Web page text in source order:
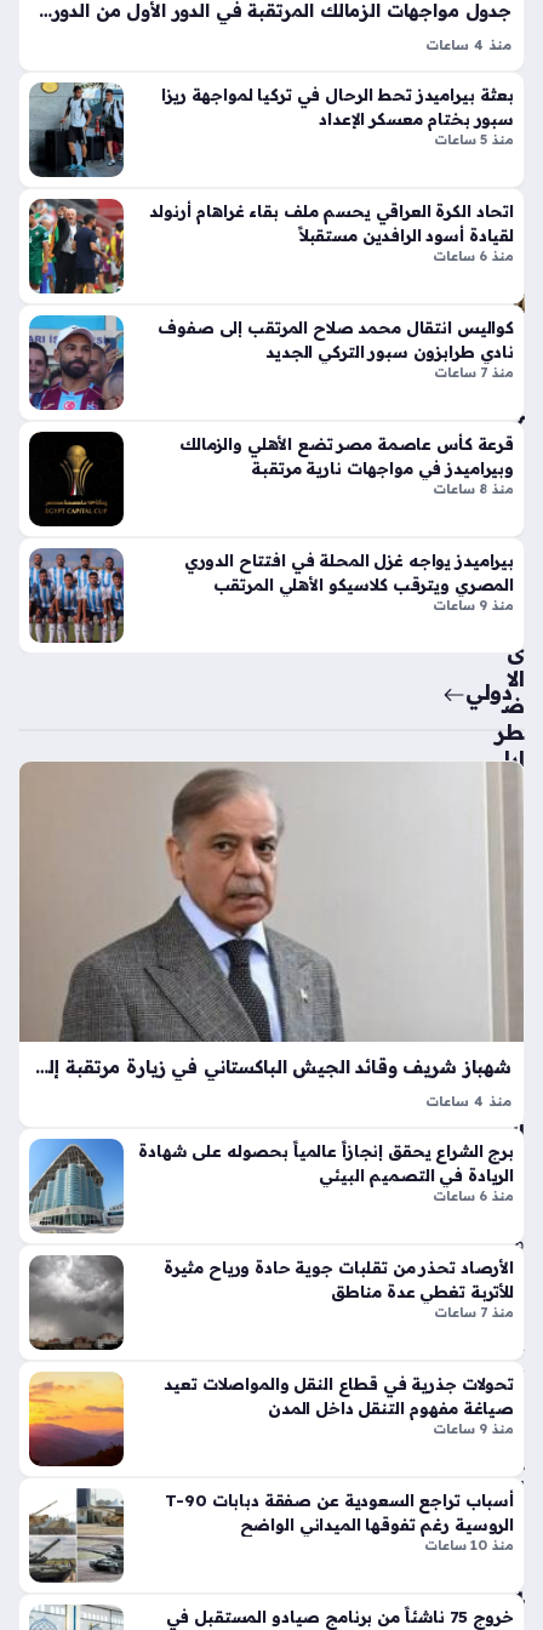
ق
أيق
ونت
ها
الج
دي
ذا
ت
الإث
ع
شر
أس
طو
انة
ونا
قل
الح
ة
الي
دو
منذ
4
أسا
بيع
تي
س
ورت
س
تك
قوا
عد
الت
مي
م
الت
قلي
دي
بلم
سا
ت
لين
طر
ابز
سب
ور
سا
عتي
ن
أرب
اح
سي
رام
يك
رأ
س
يم
ة
تت
ى
الا
ض
طر
ابا
خلا
ل
الر
بع
الثا
منذ
47
دقي
قة
م
ست
قب
ل
الت
س
ة
ال
جدول مواجهات الزمالك المرتقبة في الدور الأول من الدوري المصري الممتاز الجديد
منذ 4 ساعات
2026-2027 يمثل ركيزة أساسية لترتيب أولويات الفريق الأبيض
خلال رحلته الطويلة نحو استعادة اللقب، حيث كشفت رابطة الأندية
بعثة بيراميدز تحط الرحال في تركيا لمواجهة ريزا
سبور بختام معسكر الإعداد
منذ 5 ساعات
اتحاد الكرة العراقي يحسم ملف بقاء غراهام أرنولد
لقيادة أسود الرافدين مستقبلاً
منذ 6 ساعات
كواليس انتقال محمد صلاح المرتقب إلى صفوف
نادي طرابزون سبور التركي الجديد
منذ 7 ساعات
قرعة كأس عاصمة مصر تضع الأهلي والزمالك
وبيراميدز في مواجهات نارية مرتقبة
منذ 8 ساعات
بيراميدز يواجه غزل المحلة في افتتاح الدوري
المصري ويترقب كلاسيكو الأهلي المرتقب
منذ 9 ساعات
دولي
شهباز شريف وقائد الجيش الباكستاني في زيارة مرتقبة إلى المملكة العربية السعودية غداً
منذ 4 ساعات
ضمن سياق إقليمي معقد، حيث تتركز الأنظار على تداعيات الكلمة
المفتاحية في ظل التوترات المتصاعدة في منطقة الخليج، وتبرز
برج الشراع يحقق إنجازاً عالمياً بحصوله على شهادة
الريادة في التصميم البيئي
منذ 6 ساعات
الأرصاد تحذر من تقلبات جوية حادة ورياح مثيرة
للأتربة تغطي عدة مناطق
منذ 7 ساعات
تحولات جذرية في قطاع النقل والمواصلات تعيد
صياغة مفهوم التنقل داخل المدن
منذ 9 ساعات
أسباب تراجع السعودية عن صفقة دبابات T-90
الروسية رغم تفوقها الميداني الواضح
منذ 10 ساعات
خروج 75 ناشئاً من برنامج صيادو المستقبل في